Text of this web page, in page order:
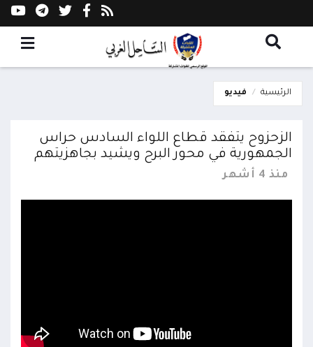
الرئيسية فيديو
الزحزوح يتفقد قطاع اللواء السادس حراس
الجمهورية في محور البرح ويشيد بجاهزيتهم
منذ 4 أشهر